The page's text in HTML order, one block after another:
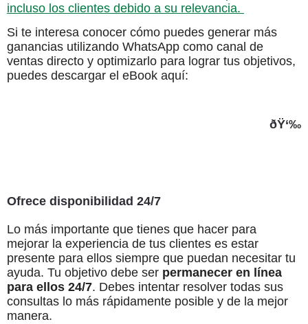
incluso los clientes debido a su relevancia.
Si te interesa conocer cómo puedes generar más
ganancias utilizando WhatsApp como canal de
ventas directo y optimizarlo para lograr tus objetivos,
puedes descargar el eBook aquí:
ðŸ‘‰
Ofrece disponibilidad 24/7
Lo más importante que tienes que hacer para
mejorar la experiencia de tus clientes es estar
presente para ellos siempre que puedan necesitar tu
ayuda. Tu objetivo debe ser permanecer en línea
para ellos 24/7. Debes intentar resolver todas sus
consultas lo más rápidamente posible y de la mejor
manera.